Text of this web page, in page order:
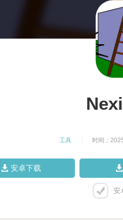
工具 时间：
安卓下载
安